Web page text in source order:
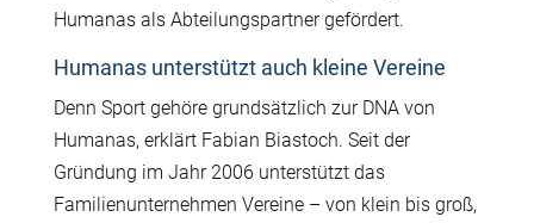
Humanas als Abteilungspartner gefördert.
Humanas unterstützt auch kleine Vereine
Denn Sport gehöre grundsätzlich zur DNA von
Humanas, erklärt Fabian Biastoch. Seit der
Gründung im Jahr 2006 unterstützt das
Familienunternehmen Vereine – von klein bis groß,